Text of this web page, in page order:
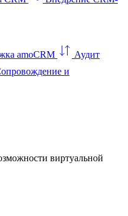
amoCRM
Аудит
и
виртуальной